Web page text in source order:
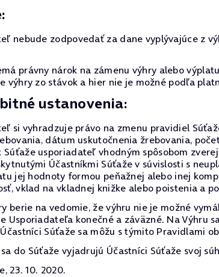
nebude zodpovedať za dane vyplývajúce z
právny nárok na zámenu výhry alebo
výhry zo stávok a hier nie je možné podľa
ustanovenia:
si vyhradzuje právo na zmenu pravidiel
dátum uskutočnenia žrebovania,
Súťaže usporiadateľ vhodným spôsobom
Účastníkmi Súťaže v súvislosti s
jej hodnoty formou peňažnej alebo inej
vklad na vkladnej knižke alebo poistenia a
berie na vedomie, že výhru nie je možné
Usporiadateľa konečné a záväzné. Na Výhru
Súťaže sa môžu s týmito Pravidlami
do Súťaže vyjadrujú Účastníci Súťaže svoj
23. 10. 2020.